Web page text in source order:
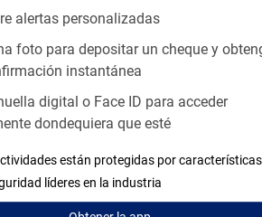
alertas personalizadas
foto para depositar un cheque y
instantánea
digital o Face ID para acceder
dondequiera que esté
están protegidas por características
líderes en la industria
No Tienen Garantía
No Constituyen